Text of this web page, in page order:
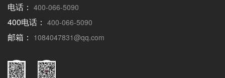
电话： 400-066-5090
400电话： 400-066-5090
邮箱： 1084047831@qq.com